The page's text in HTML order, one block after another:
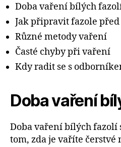
Doba vaření bílých
Jak připravit fazole
Různé metody vaření
Časté chyby při vaření
Kdy radit se s
Doba vaření
Doba vaření bílých fazolí
tom, zda je vaříte čerstvé